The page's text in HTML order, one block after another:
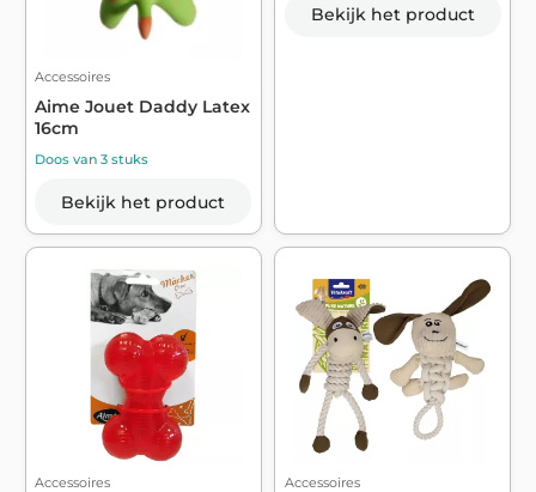
Accessoires
Aime Jouet Daddy Latex
16cm
Doos van 3 stuks
Bekijk het product
Bekijk het product
Accessoires Accessoires